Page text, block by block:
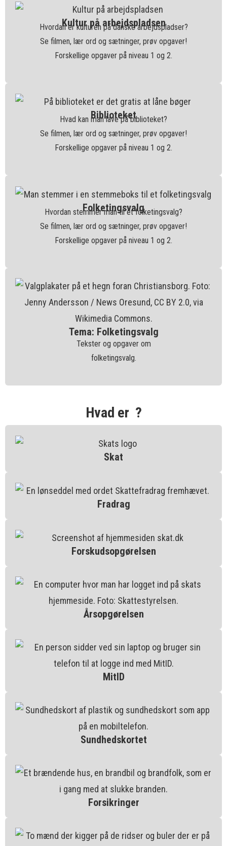
Kultur på arbejdspladsen
Hvordan er kulturen på danske arbejdspladser?
Se filmen, lær ord og sætninger, prøv opgaver!
Forskellige opgaver på niveau 1 og 2.
Biblioteket
Hvad kan man lave på biblioteket?
Se filmen, lær ord og sætninger, prøv opgaver!
Forskellige opgaver på niveau 1 og 2.
Folketingsvalg
Hvordan stemmer man til et folketingsvalg?
Se filmen, lær ord og sætninger, prøv opgaver!
Forskellige opgaver på niveau 1 og 2.
Tema: Folketingsvalg
Tekster og opgaver om
folketingsvalg.
Hvad er ?
Skat
Fradrag
Forskudsopgørelsen
Årsopgørelsen
MitID
Sundhedskortet
Forsikringer